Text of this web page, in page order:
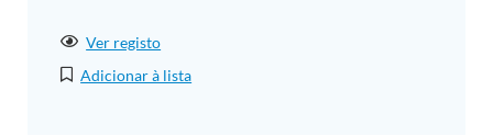
Ver registo
Adicionar à lista